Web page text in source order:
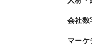
会社数
マーケ